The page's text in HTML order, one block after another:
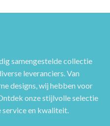
samengestelde collectie
leveranciers. Van
designs, wij hebben voor
onze stijlvolle selectie
service en kwaliteit.